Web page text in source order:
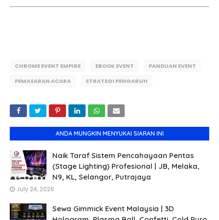
CHROME EVENT EMPIRE EBOOK EVENT
PANDUAN EVENT
PEMASARAN ACARA
STRATEGI PENGARUH
ANDA MUNGKIN MENYUKAI SIARAN INI
Naik Taraf Sistem Pencahayaan Pentas
(Stage Lighting) Profesional | JB, Melaka,
N9, KL, Selangor, Putrajaya
July 24, 2026
Sewa Gimmick Event Malaysia | 3D